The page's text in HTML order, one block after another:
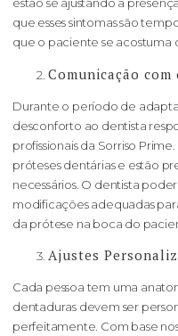
estão se ajustando à
que esses sintomas são
que o paciente se acostuma
Comunicação
Durante o período de
desconforto ao dentista
profissionais da Sorriso
próteses dentárias e estão
necessários. O dentista
modificações adequadas
da prótese na boca do
Ajustes
Cada pessoa tem uma
dentaduras devem ser
perfeitamente. Com base